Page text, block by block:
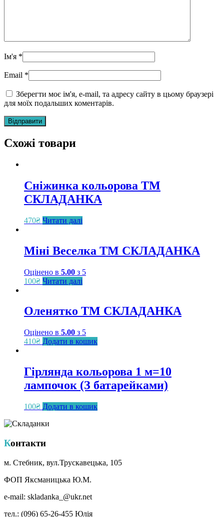
Ім'я *
Email *
Зберегти моє ім'я, e-mail, та адресу сайту в цьому браузері
для моїх подальших коментарів.
Схожі товари
Сніжинка кольорова ТМ
СКЛАДАНКА
470₴ Читати далі
Міні Веселка ТМ СКЛАДАНКА
Оцінено в 5.00 з 5
100₴ Читати далі
Оленятко ТМ СКЛАДАНКА
Оцінено в 5.00 з 5
410₴ Додати в кошик
Гірлянда кольорова 1 м=10
лампочок (З батарейками)
100₴ Додати в кошик
Контакти
м. Стебник, вул.Трускавецька, 105
ФОП Яксманицька Ю.М.
e-mail: skladanka_@ukr.net
тел.: (096) 65-26-455 Юлія